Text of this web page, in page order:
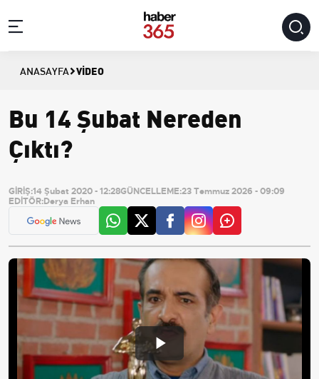
ANASAYFA VIDEO
Bu 14 Şubat Nereden
Çıktı?
GİRİŞ:14 Şubat 2020 - 12:28GÜNCELLEME:23 Temmuz 2026 - 09:09
EDİTÖR:Derya Erhan
Play